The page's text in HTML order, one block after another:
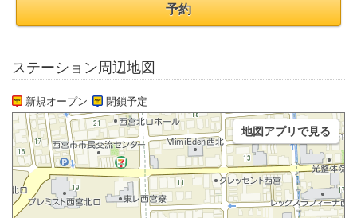
予約
ステーション周辺地図
新規オープン 閉鎖予定
地図アプリで見る